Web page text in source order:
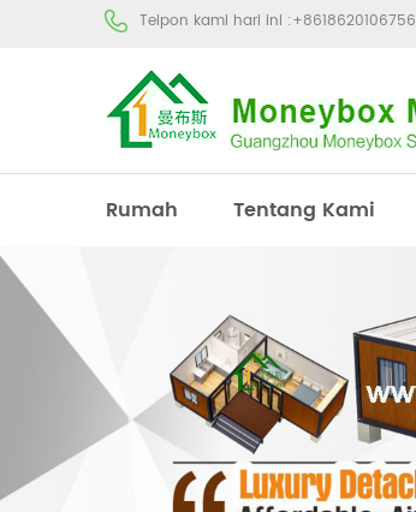
Telpon kami hari ini :+8618620106756
Rumah Tentang Kami